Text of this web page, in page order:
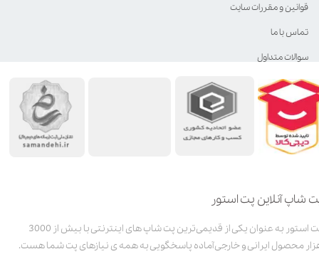
شاپ آنلاین پت استور
پت استور به عنوان یکی از قدیمی‌ترین پت شاپ های اینترنتی با بیش از 3000
محصول ایرانی و خارجی آماده پاسخگویی به همه ی نیازهای پت شما هست.
قوانین و مقررات سایت
تماس با ما
سوالات متداول